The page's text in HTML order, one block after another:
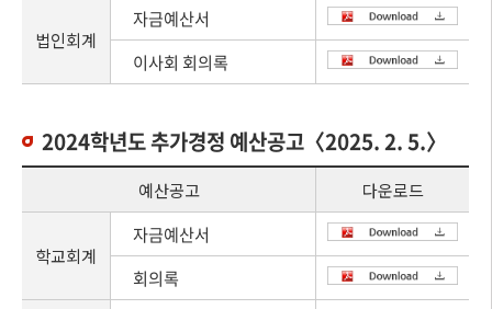
법인회계
자금예산서
이사회 회의록
2024학년도 추가경정 예산공고〈2025. 2. 5.〉
예산공고 다운로드
학교회계
자금예산서
회의록